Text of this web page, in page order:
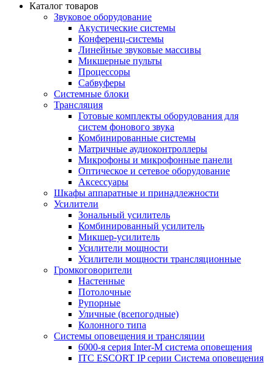
Каталог товаров
Звуковое оборудование
Акустические системы
Конференц-системы
Линейные звуковые массивы
Микшерные пульты
Процессоры
Сабвуферы
Системные блоки
Трансляция
Готовые комплекты оборудования для
систем фонового звука
Комбинированные системы
Матричные аудиоконтроллеры
Микрофоны и микрофонные панели
Оптическое и сетевое оборудование
Аксессуары
Шкафы аппаратные и принадлежности
Усилители
Зональный усилитель
Комбинированный усилитель
Микшер-усилитель
Усилители мощности
Усилители мощности трансляционные
Громкоговорители
Настенные
Потолочные
Рупорные
Уличные (всепогодные)
Колонного типа
Системы оповещения и трансляции
6000-я серия Inter-M система оповещения
ITC ESCORT IP серии Система оповещения